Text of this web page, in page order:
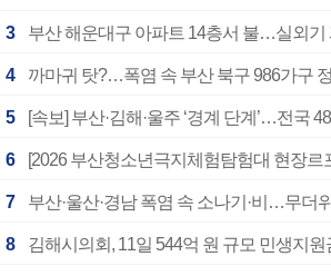
3 부산 해운대구 아파트 14층서 불…실외기
4 까마귀 탓?…폭염 속 부산 북구 986가구
5 [속보] 부산·김해·울주 ‘경계 단계’…전국
6
7 부산·울산·경남 폭염 속 소나기·비…무더
8 김해시의회, 11일 544억 원 규모 민생지